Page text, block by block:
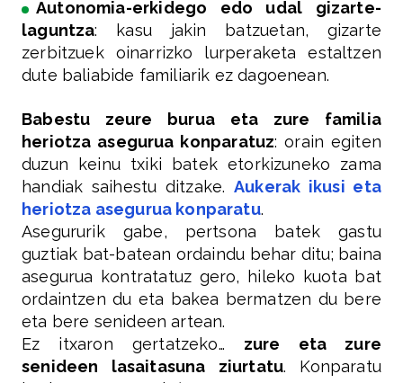
Autonomia-erkidego edo udal gizarte-
laguntza: kasu jakin batzuetan, gizarte
zerbitzuek oinarrizko lurperaketa estaltzen
dute baliabide familiarik ez dagoenean.
Babestu zeure burua eta zure familia
heriotza asegurua konparatuz: orain egiten
duzun keinu txiki batek etorkizuneko zama
handiak saihestu ditzake.Aukerak ikusi eta
heriotza asegurua konparatu.
Asegururik gabe, pertsona batek gastu
guztiak bat-batean ordaindu behar ditu; baina
asegurua kontratatuz gero, hileko kuota bat
ordaintzen du eta bakea bermatzen du bere
eta bere senideen artean.
Ez itxaron gertatzeko… zure eta zure
senideen lasaitasuna ziurtatu. Konparatu